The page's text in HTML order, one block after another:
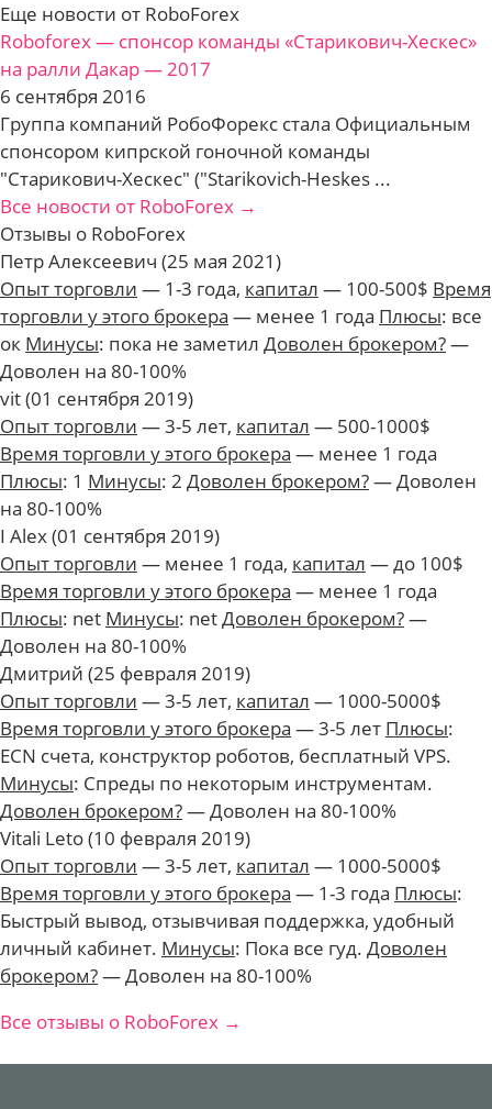
Еще новости от RoboForex
Roboforex — cпонсор команды «Старикович-Хескес»
на ралли Дакар — 2017
6 сентября 2016
Группа компаний РобоФорекс стала Официальным
спонсором кипрской гоночной команды
"Старикович-Хескес" ("Starikovich-Heskes ...
Все новости от RoboForex →
Отзывы о RoboForex
Петр Алексеевич (25 мая 2021)
Опыт торговли — 1-3 года, капитал — 100-500$ Время
торговли у этого брокера — менее 1 года Плюсы: все
ок Минусы: пока не заметил Доволен брокером?—
Доволен на 80-100%
vit(01 сентября 2019)
Опыт торговли — 3-5 лет, капитал — 500-1000$
Время торговли у этого брокера — менее 1 года
Плюсы: 1 Минусы: 2 Доволен брокером?— Доволен
на 80-100%
I Alex(01 сентября 2019)
Опыт торговли — менее 1 года, капитал — до 100$
Время торговли у этого брокера — менее 1 года
Плюсы: net Минусы: netДоволен брокером?—
Доволен на 80-100%
Дмитрий (25 февраля 2019)
Опыт торговли — 3-5 лет, капитал — 1000-5000$
Время торговли у этого брокера — 3-5 лет Плюсы:
ECN счета, конструктор роботов, бесплатный VPS.
Минусы: Спреды по некоторым инструментам.
Доволен брокером?— Доволен на 80-100%
Vitali Leto(10 февраля 2019)
Опыт торговли — 3-5 лет, капитал — 1000-5000$
Время торговли у этого брокера — 1-3 года Плюсы:
Быстрый вывод, отзывчивая поддержка, удобный
личный кабинет. Минусы: Пока все гуд. Доволен
брокером?— Доволен на 80-100%
Все отзывы о RoboForex →